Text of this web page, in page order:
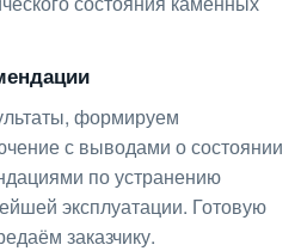
формируем
с выводами о состоянии
по устранению
эксплуатации. Готовую
заказчику.